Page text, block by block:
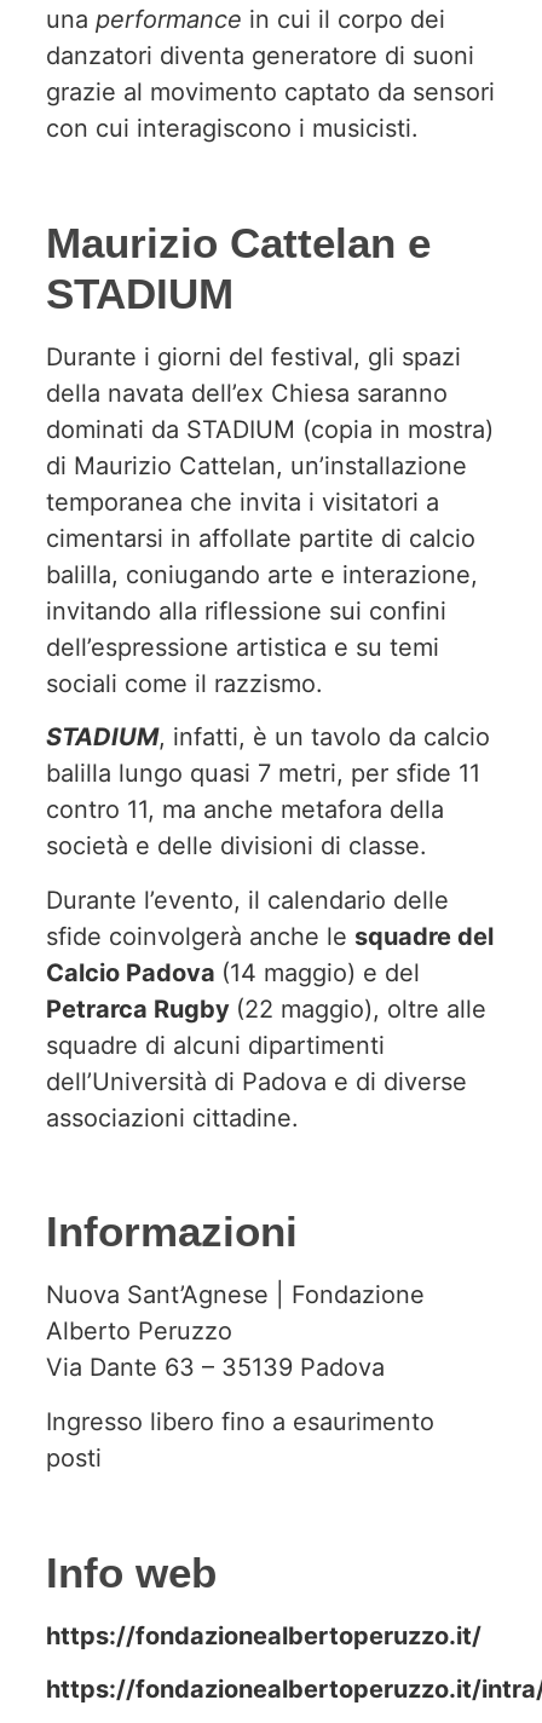
una performance in cui il corpo dei
danzatori diventa generatore di suoni
grazie al movimento captato da sensori
con cui interagiscono i musicisti.
Maurizio Cattelan e
STADIUM
Durante i giorni del festival, gli spazi
della navata dell’ex Chiesa saranno
dominati da STADIUM (copia in mostra)
di Maurizio Cattelan, un’installazione
temporanea che invita i visitatori a
cimentarsi in affollate partite di calcio
balilla, coniugando arte e interazione,
invitando alla riflessione sui confini
dell’espressione artistica e su temi
sociali come il razzismo.
STADIUM, infatti, è un tavolo da calcio
balilla lungo quasi 7 metri, per sfide 11
contro 11, ma anche metafora della
società e delle divisioni di classe.
Durante l’evento, il calendario delle
sfide coinvolgerà anche le squadre del
Calcio Padova (14 maggio) e del
Petrarca Rugby (22 maggio), oltre alle
squadre di alcuni dipartimenti
dell’Università di Padova e di diverse
associazioni cittadine.
Informazioni
Nuova Sant’Agnese | Fondazione
Alberto Peruzzo
Via Dante 63 – 35139 Padova
Ingresso libero fino a esaurimento
posti
Info web
https://fondazionealbertoperuzzo.it/
https://fondazionealbertoperuzzo.it/